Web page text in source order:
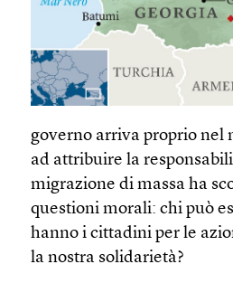
governo arriva proprio nel
ad attribuire la
migrazione di massa ha
questioni morali: chi può
hanno i cittadini per le
la nostra solidarietà?